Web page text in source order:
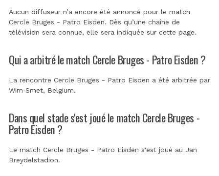
Aucun diffuseur n’a encore été annoncé pour le match
Cercle Bruges - Patro Eisden. Dès qu’une chaîne de
télévision sera connue, elle sera indiquée sur cette page.
Qui a arbitré le match Cercle Bruges - Patro Eisden ?
La rencontre Cercle Bruges - Patro Eisden a été arbitrée par
Wim Smet, Belgium.
Dans quel stade s'est joué le match Cercle Bruges -
Patro Eisden ?
Le match Cercle Bruges - Patro Eisden s'est joué au Jan
Breydelstadion.